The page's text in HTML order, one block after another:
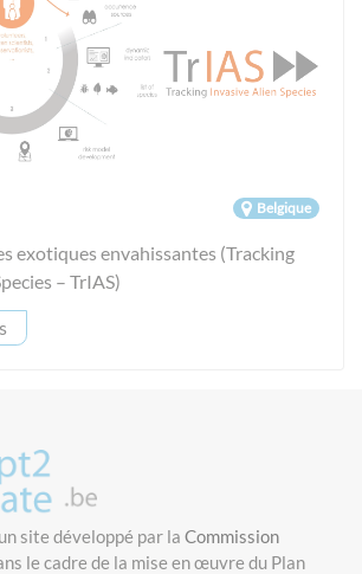
Belgique
exotiques envahissantes (Tracking
– TrIAS)
site développé par la Commission
le cadre de la mise en œuvre du Plan